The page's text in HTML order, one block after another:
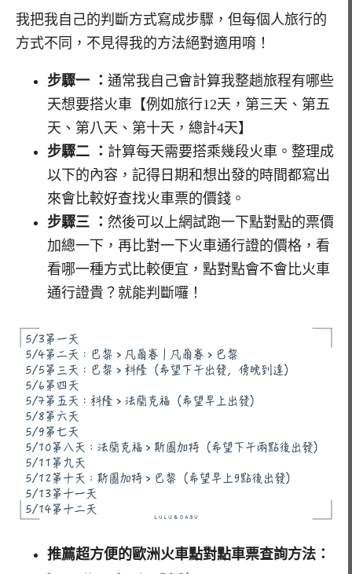
我把我自己的判斷方式寫成步驟，但每個人旅行的
方式不同，不見得我的方法絕對適用唷！
步驟一 ： 通常我自己會計算我整趟旅程有哪些
天想要搭火車【例如旅行12天，第三天、第五
天、第八天、第十天，總計4天】
步驟二 ： 計算每天需要搭乘幾段火車。整理成
以下的內容，記得日期和想出發的時間都寫出
來會比較好查找火車票的價錢。
步驟三 ： 然後可以上網試跑一下點對點的票價
加總一下，再比對一下火車通行證的價格，看
看哪一種方式比較便宜，點對點會不會比火車
通行證貴？就能判斷囉！
推薦超方便的歐洲火車點對點車票查詢方法：